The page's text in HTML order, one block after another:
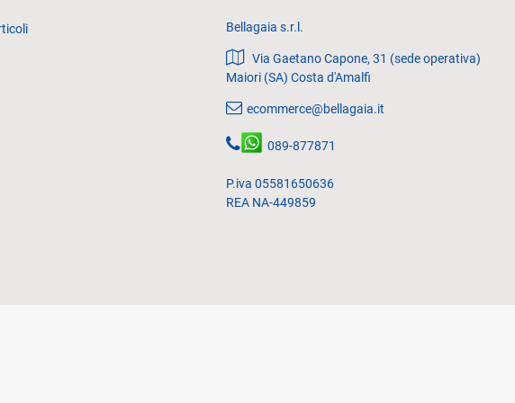
Bellagaia s.r.l.
Via Gaetano Capone, 31 (sede operativa)
Maiori (SA) Costa d'Amalfi
ecommerce@bellagaia.it
089-877871
P.iva 05581650636
REA NA-449859